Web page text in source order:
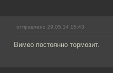
отправлено 29.05.14 15:43
Вимео постоянно тормозит.